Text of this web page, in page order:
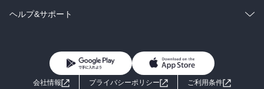
BL・TL
雑誌・グラビア
ラノベ
コミック
ライトノベル 男子向けラノベ
ヘルプ&サポート
よくあるご質問 お問い合わせ
会社情報 プライバシーポリシー
ご利用条件